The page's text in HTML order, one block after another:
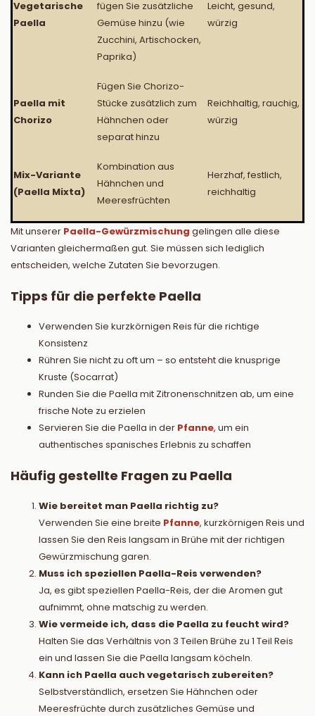
Vegetarische
Paella
fügen Sie zusätzliche
Gemüse hinzu (wie
Zucchini, Artischocken,
Paprika)
Leicht, gesund,
würzig
Paella mit
Chorizo
Fügen Sie Chorizo-
Stücke zusätzlich zum
Hähnchen oder
separat hinzu
Reichhaltig, rauchig,
würzig
Mix-Variante
(Paella Mixta)
Kombination aus
Hähnchen und
Meeresfrüchten
Herzhaf, festlich,
reichhaltig
Mit unserer Paella-Gewürzmischung gelingen alle diese
Varianten gleichermaßen gut. Sie müssen sich lediglich
entscheiden, welche Zutaten Sie bevorzugen.
Tipps für die perfekte Paella
Verwenden Sie kurzkörnigen Reis für die richtige
Konsistenz
Rühren Sie nicht zu oft um – so entsteht die knusprige
Kruste (Socarrat)
Runden Sie die Paella mit Zitronenschnitzen ab, um eine
frische Note zu erzielen
Servieren Sie die Paella in der Pfanne, um ein
authentisches spanisches Erlebnis zu schaffen
Häufig gestellte Fragen zu Paella
Wie bereitet man Paella richtig zu?
Verwenden Sie eine breite Pfanne, kurzkörnigen Reis und
lassen Sie den Reis langsam in Brühe mit der richtigen
Gewürzmischung garen.
Muss ich speziellen Paella-Reis verwenden?
Ja, es gibt speziellen Paella-Reis, der die Aromen gut
aufnimmt, ohne matschig zu werden.
Wie vermeide ich, dass die Paella zu feucht wird?
Halten Sie das Verhältnis von 3 Teilen Brühe zu 1 Teil Reis
ein und lassen Sie die Paella langsam köcheln.
Kann ich Paella auch vegetarisch zubereiten?
Selbstverständlich, ersetzen Sie Hähnchen oder
Meeresfrüchte durch zusätzliches Gemüse und